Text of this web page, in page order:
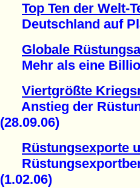
Top Ten der Welt-
Deutschland auf
Globale
Mehr als eine
Viertgrößte
Anstieg der
(28.09.06)
Rüstungsexporte
(1.02.06)